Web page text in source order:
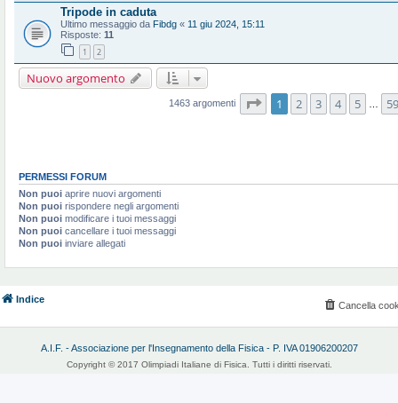
Tripode in caduta
Ultimo messaggio da Fibdg « 11 giu 2024, 15:11
Risposte: 11
1 2
Nuovo argomento
1463 argomenti Pagina1 di59
1 2 3 4 5 59
PERMESSI FORUM
Non puoi aprire nuovi argomenti
Non puoi rispondere negli argomenti
Non puoi modificare i tuoi messaggi
Non puoi cancellare i tuoi messaggi
Non puoi inviare allegati
Indice
Cancella
A.I.F. - Associazione per l'Insegnamento della Fisica - P. IVA 01906200207
Copyright © 2017 Olimpiadi Italiane di Fisica. Tutti i diritti riservati.